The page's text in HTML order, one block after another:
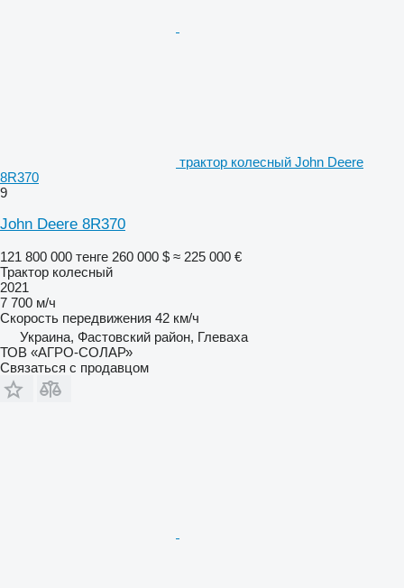
трактор колесный John Deere
8R370
9
John Deere 8R370
121 800 000 тенге 260 000 $ ≈ 225 000 €
Трактор колесный
2021
7 700 м/ч
Скорость передвижения 42 км/ч
Украина, Фастовский район, Глеваха
ТОВ «АГРО-СОЛАР»
Связаться с продавцом